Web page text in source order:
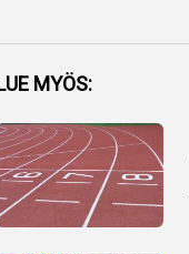
Facebook
Twitter
Whatsapp
MYÖS: